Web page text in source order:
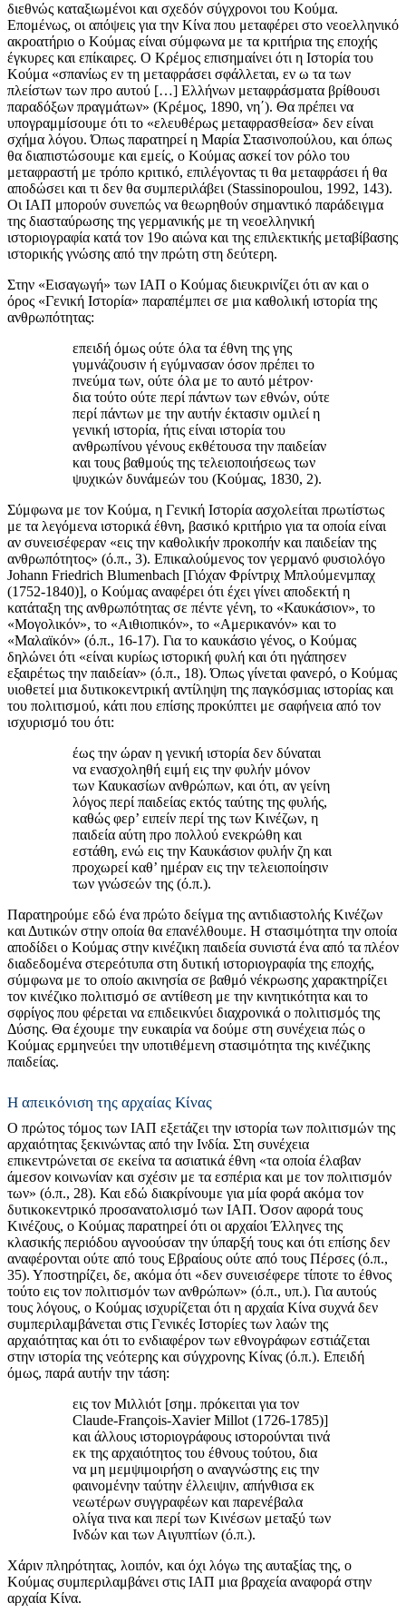
διεθνώς καταξιωμένοι και σχεδόν σύγχρονοι του Κούμα.
Επομένως, οι απόψεις για την Κίνα που μεταφέρει στο νεοελληνικό
ακροατήριο ο Κούμας είναι σύμφωνα με τα κριτήρια της εποχής
έγκυρες και επίκαιρες. Ο Κρέμος επισημαίνει ότι η Ιστορία του
Κούμα «σπανίως εν τη μεταφράσει σφάλλεται, εν ω τα των
πλείστων των προ αυτού […] Ελλήνων μεταφράσματα βρίθουσι
παραδόξων πραγμάτων» (Κρέμος, 1890, νη΄). Θα πρέπει να
υπογραμμίσουμε ότι το «ελευθέρως μεταφρασθείσα» δεν είναι
σχήμα λόγου. Όπως παρατηρεί η Μαρία Στασινοπούλου, και όπως
θα διαπιστώσουμε και εμείς, ο Κούμας ασκεί τον ρόλο του
μεταφραστή με τρόπο κριτικό, επιλέγοντας τι θα μεταφράσει ή θα
αποδώσει και τι δεν θα συμπεριλάβει (Stassinopoulou, 1992, 143).
Οι ΙΑΠ μπορούν συνεπώς να θεωρηθούν σημαντικό παράδειγμα
της διασταύρωσης της γερμανικής με τη νεοελληνική
ιστοριογραφία κατά τον 19ο αιώνα και της επιλεκτικής μεταβίβασης
ιστορικής γνώσης από την πρώτη στη δεύτερη.
Στην «Εισαγωγή» των ΙΑΠ ο Κούμας διευκρινίζει ότι αν και ο
όρος «Γενική Ιστορία» παραπέμπει σε μια καθολική ιστορία της
ανθρωπότητας:
επειδή όμως ούτε όλα τα έθνη της γης
γυμνάζουσιν ή εγύμνασαν όσον πρέπει το
πνεύμα των, ούτε όλα με το αυτό μέτρον·
δια τούτο ούτε περί πάντων των εθνών, ούτε
περί πάντων με την αυτήν έκτασιν ομιλεί η
γενική ιστορία, ήτις είναι ιστορία του
ανθρωπίνου γένους εκθέτουσα την παιδείαν
και τους βαθμούς της τελειοποιήσεως των
ψυχικών δυνάμεών του (Κούμας, 1830, 2).
Σύμφωνα με τον Κούμα, η Γενική Ιστορία ασχολείται πρωτίστως
με τα λεγόμενα ιστορικά έθνη, βασικό κριτήριο για τα οποία είναι
αν συνεισέφεραν «εις την καθολικήν προκοπήν και παιδείαν της
ανθρωπότητος» (ό.π., 3). Επικαλούμενος τον γερμανό φυσιολόγο
Johann Friedrich Blumenbach [Γιόχαν Φρίντριχ Μπλούμενμπαχ
(1752-1840)], ο Κούμας αναφέρει ότι έχει γίνει αποδεκτή η
κατάταξη της ανθρωπότητας σε πέντε γένη, το «Καυκάσιον», το
«Μογολικόν», το «Αιθιοπικόν», το «Αμερικανόν» και το
«Μαλαϊκόν» (ό.π., 16-17). Για το καυκάσιο γένος, ο Κούμας
δηλώνει ότι «είναι κυρίως ιστορική φυλή και ότι ηγάπησεν
εξαιρέτως την παιδείαν» (ό.π., 18). Όπως γίνεται φανερό, ο Κούμας
υιοθετεί μια δυτικοκεντρική αντίληψη της παγκόσμιας ιστορίας και
του πολιτισμού, κάτι που επίσης προκύπτει με σαφήνεια από τον
ισχυρισμό του ότι:
έως την ώραν η γενική ιστορία δεν δύναται
να ενασχοληθή ειμή εις την φυλήν μόνον
των Καυκασίων ανθρώπων, και ότι, αν γείνη
λόγος περί παιδείας εκτός ταύτης της φυλής,
καθώς φερ’ ειπείν περί της των Κινέζων, η
παιδεία αύτη προ πολλού ενεκρώθη και
εστάθη, ενώ εις την Καυκάσιον φυλήν ζη και
προχωρεί καθ’ ημέραν εις την τελειοποίησιν
των γνώσεών της (ό.π.).
Παρατηρούμε εδώ ένα πρώτο δείγμα της αντιδιαστολής Κινέζων
και Δυτικών στην οποία θα επανέλθουμε. Η στασιμότητα την οποία
αποδίδει ο Κούμας στην κινέζικη παιδεία συνιστά ένα από τα πλέον
διαδεδομένα στερεότυπα στη δυτική ιστοριογραφία της εποχής,
σύμφωνα με το οποίο ακινησία σε βαθμό νέκρωσης χαρακτηρίζει
τον κινέζικο πολιτισμό σε αντίθεση με την κινητικότητα και το
σφρίγος που φέρεται να επιδεικνύει διαχρονικά ο πολιτισμός της
Δύσης. Θα έχουμε την ευκαιρία να δούμε στη συνέχεια πώς ο
Κούμας ερμηνεύει την υποτιθέμενη στασιμότητα της κινέζικης
παιδείας.
Η απεικόνιση της αρχαίας Κίνας
Ο πρώτος τόμος των ΙΑΠ εξετάζει την ιστορία των πολιτισμών της
αρχαιότητας ξεκινώντας από την Ινδία. Στη συνέχεια
επικεντρώνεται σε εκείνα τα ασιατικά έθνη «τα οποία έλαβαν
άμεσον κοινωνίαν και σχέσιν με τα εσπέρια και με τον πολιτισμόν
των» (ό.π., 28). Και εδώ διακρίνουμε για μία φορά ακόμα τον
δυτικοκεντρικό προσανατολισμό των ΙΑΠ. Όσον αφορά τους
Κινέζους, ο Κούμας παρατηρεί ότι οι αρχαίοι Έλληνες της
κλασικής περιόδου αγνοούσαν την ύπαρξή τους και ότι επίσης δεν
αναφέρονται ούτε από τους Εβραίους ούτε από τους Πέρσες (ό.π.,
35). Υποστηρίζει, δε, ακόμα ότι «δεν συνεισέφερε τίποτε το έθνος
τούτο εις τον πολιτισμόν των ανθρώπων» (ό.π., υπ.). Για αυτούς
τους λόγους, ο Κούμας ισχυρίζεται ότι η αρχαία Κίνα συχνά δεν
συμπεριλαμβάνεται στις Γενικές Ιστορίες των λαών της
αρχαιότητας και ότι το ενδιαφέρον των εθνογράφων εστιάζεται
στην ιστορία της νεότερης και σύγχρονης Κίνας (ό.π.). Επειδή
όμως, παρά αυτήν την τάση:
εις τον Μιλλιότ [σημ. πρόκειται για τον
Claude-François-Xavier Millot (1726-1785)]
και άλλους ιστοριογράφους ιστορούνται τινά
εκ της αρχαιότητος του έθνους τούτου, δια
να μη μεμψιμοιρήση ο αναγνώστης εις την
φαινομένην ταύτην έλλειψιν, απήνθισα εκ
νεωτέρων συγγραφέων και παρενέβαλα
ολίγα τινα και περί των Κινέσων μεταξύ των
Ινδών και των Αιγυπτίων (ό.π.).
Χάριν πληρότητας, λοιπόν, και όχι λόγω της αυταξίας της, ο
Κούμας συμπεριλαμβάνει στις ΙΑΠ μια βραχεία αναφορά στην
αρχαία Κίνα.